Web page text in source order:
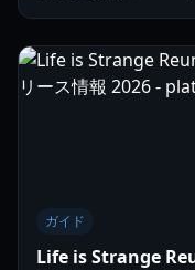
ガイド
Life is Strange